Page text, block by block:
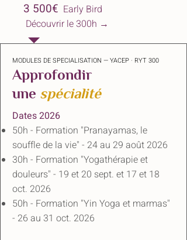
3 500€ Early Bird
Découvrir le 300h →
MODULES DE SPECIALISATION — YACEP · RYT 300
Approfondir
une spécialité
Dates 2026
50h - Formation "Pranayamas, le
souffle de la vie" - 24 au 29 août 2026
30h - Formation "Yogathérapie et
douleurs" - 19 et 20 sept. et 17 et 18
oct. 2026
50h - Formation "Yin Yoga et marmas"
- 26 au 31 oct. 2026